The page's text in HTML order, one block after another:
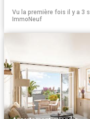
Vu la première fois il y a 3
ImmoNeuf